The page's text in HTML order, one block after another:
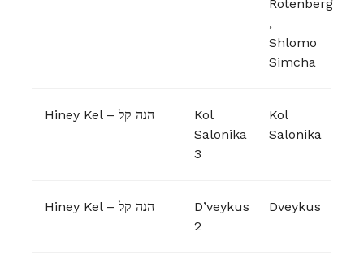
Rotenberg
,
Shlomo
Simcha
Hiney Kel – הנה קל
Kol
Salonika
‎3
Kol
Salonika
Hiney Kel – הנה קל
D’veykus
2
Dveykus